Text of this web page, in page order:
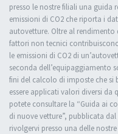
presso le nostre filiali una guida
emissioni di CO2 che riporta i
autovetture. Oltre al
fattori non tecnici
le emissioni di CO2 di
seconda dell’equipaggiamento
fini del calcolo di imposte che si
essere applicati valori diversi
potete consultare la “Guida ai
di nuove vetture”, pubblicata
rivolgervi presso una delle